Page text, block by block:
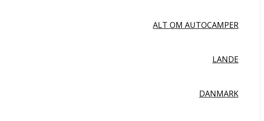
ALT OM AUTOCAMPER
LANDE
DANMARK